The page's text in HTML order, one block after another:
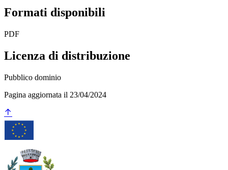
Formati disponibili
PDF
Licenza di distribuzione
Pubblico dominio
Pagina aggiornata il 23/04/2024